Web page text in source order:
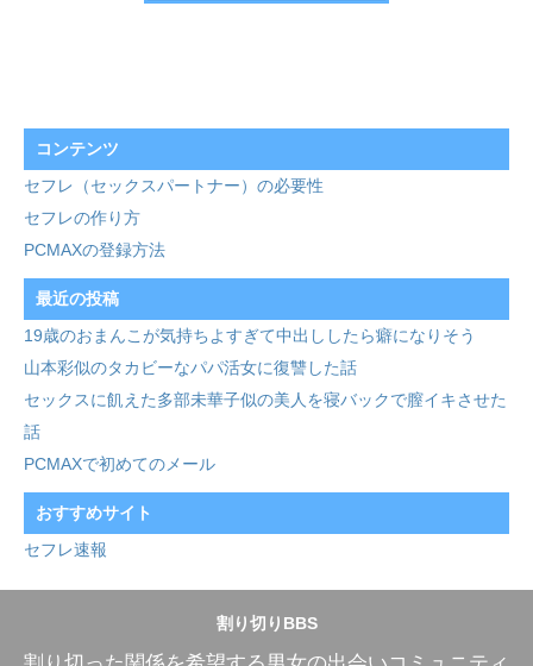
コンテンツ
セフレ（セックスパートナー）の必要性
セフレの作り方
PCMAXの登録方法
最近の投稿
19歳のおまんこが気持ちよすぎて中出ししたら癖になりそう
山本彩似のタカビーなパパ活女に復讐した話
セックスに飢えた多部未華子似の美人を寝バックで膣イキさせた
話
PCMAXで初めてのメール
おすすめサイト
セフレ速報
割り切りBBS